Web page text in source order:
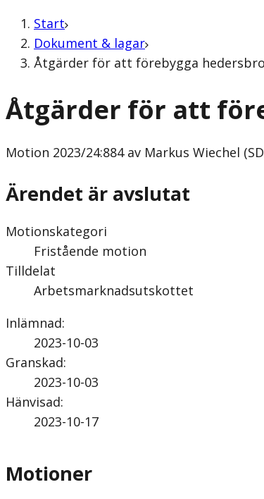
Start
Dokument & lagar
Åtgärder för att förebygga
Åtgärder för att
Motion 2023/24:884 av Markus Wiechel
Ärendet är avslutat
Motionskategori
Fristående motion
Tilldelat
Arbetsmarknadsutskottet
Inlämnad:
2023-10-03
Granskad:
2023-10-03
Hänvisad:
2023-10-17
Motioner